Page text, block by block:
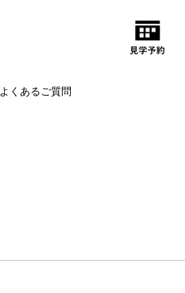
よくあるご質問